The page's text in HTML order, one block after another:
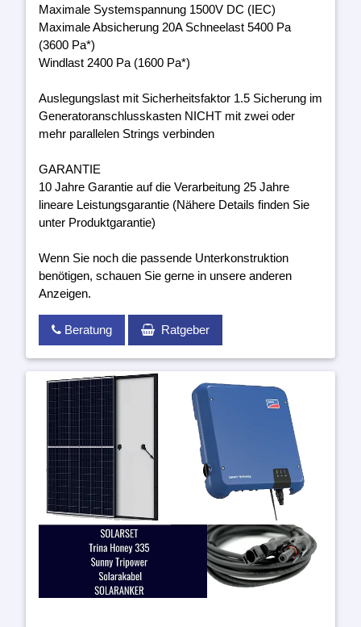
Maximale Systemspannung 1500V DC (IEC)
Maximale Absicherung 20A Schneelast 5400 Pa
(3600 Pa*)
Windlast 2400 Pa (1600 Pa*)
Auslegungslast mit Sicherheitsfaktor 1.5 Sicherung im
Generatoranschlusskasten NICHT mit zwei oder
mehr parallelen Strings verbinden
GARANTIE
10 Jahre Garantie auf die Verarbeitung 25 Jahre
lineare Leistungsgarantie (Nähere Details finden Sie
unter Produktgarantie)
Wenn Sie noch die passende Unterkonstruktion
benötigen, schauen Sie gerne in unsere anderen
Anzeigen.
Beratung Ratgeber